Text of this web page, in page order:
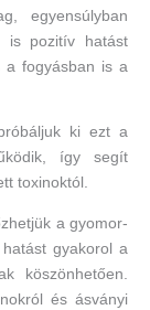
egyensúlyban
is pozitív hatást
a fogyásban is a
ki ezt a
így segít
toxinoktól.
a gyomor-
gyakorol a
köszönhetően.
és ásványi